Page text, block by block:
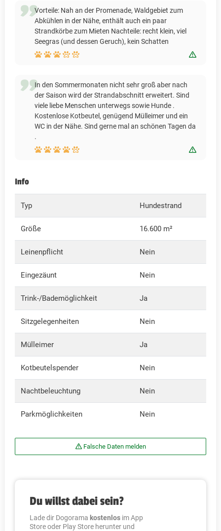
Vorteile: Nah an der Promenade, Waldgebiet zum
Abkühlen in der Nähe, enthält auch ein paar
Strandkörbe zum Mieten Nachteile: recht klein, viel
Seegras (und dessen Geruch), kein Schatten
In den Sommermonaten nicht sehr groß aber nach
der Saison wird der Strandabschnitt erweitert. Sind
viele liebe Menschen unterwegs sowie Hunde .
Kostenlose Kotbeutel, genügend Mülleimer und ein
WC in der Nähe. Sind gerne mal an schönen Tagen da
.
Info
Typ Hundestrand
Größe 16.600 m²
Leinenpflicht Nein
Eingezäunt Nein
Trink-/Bademöglichkeit Ja
Sitzgelegenheiten Nein
Mülleimer Ja
Kotbeutelspender Nein
Nachtbeleuchtung Nein
Parkmöglichkeiten Nein
Falsche Daten melden
Du willst dabei sein?
Lade dir Dogorama kostenlos im App
Store oder Play Store herunter und